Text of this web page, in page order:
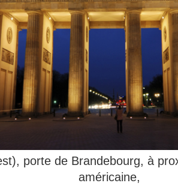
porte de Brandebourg, à
américaine,